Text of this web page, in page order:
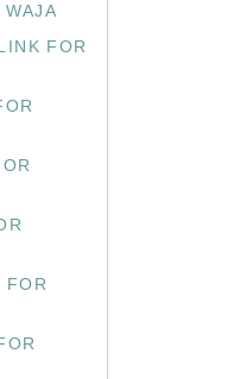
FOR
FOR